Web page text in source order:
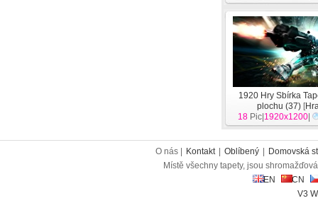
1920 Hry Sbírka
plochu (37) [
18 Pic| 1920x1200
O nás | Kontakt Oblíbený
Domovská
Místě všechny tapety, jsou
EN
CN
V3